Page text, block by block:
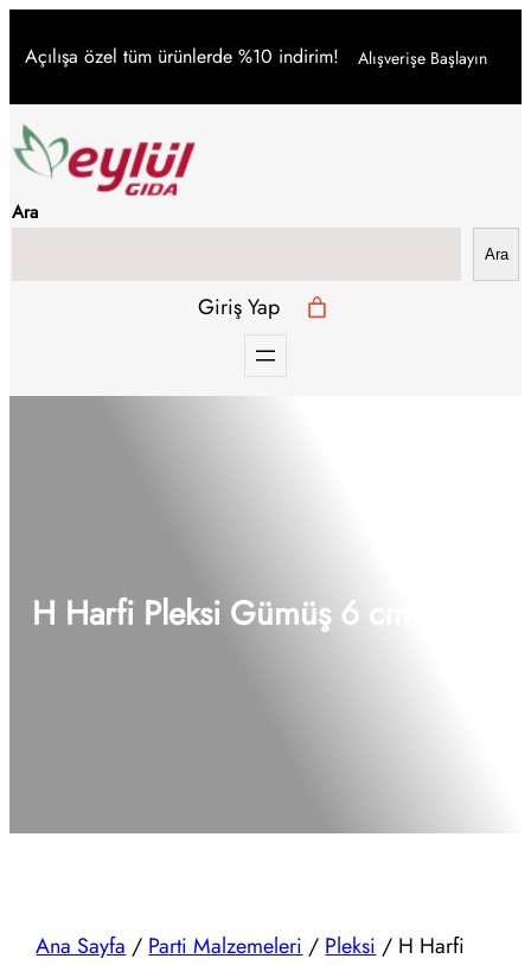
geç
Açılışa özel tüm ürünlerde %10 indirim! Alışverişe Başlayın
Ara
Ara
Giriş Yap
H Harfi Pleksi Gümüş 6 cm
Ana Sayfa/Parti Malzemeleri/Pleksi/ H Harfi